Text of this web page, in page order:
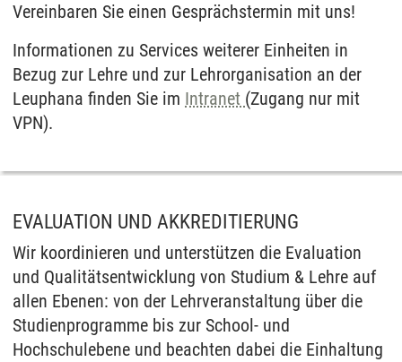
Vereinbaren Sie einen Gesprächstermin mit uns!
Informationen zu Services weiterer Einheiten in
Bezug zur Lehre und zur Lehrorganisation an der
Leuphana finden Sie im Intranet (Zugang nur mit
VPN).
EVALUATION UND AKKREDITIERUNG
Wir koordinieren und unterstützen die Evaluation
und Qualitätsentwicklung von Studium & Lehre auf
allen Ebenen: von der Lehrveranstaltung über die
Studienprogramme bis zur School- und
Hochschulebene und beachten dabei die Einhaltung